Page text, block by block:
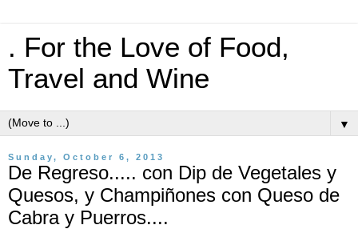
. For the Love of Food,
Travel and Wine
▼
Sunday, October 6, 2013
De Regreso..... con Dip de Vegetales y
Quesos, y Champiñones con Queso de
Cabra y Puerros....